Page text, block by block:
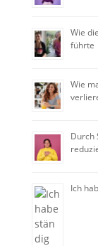
Wie
führte
Wie
Durch
Ich